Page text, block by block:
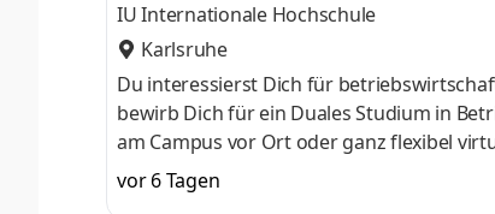
IU Internationale Hochschule
Karlsruhe
Du interessierst Dich für
bewirb Dich für ein Duales Studium in
am Campus vor Ort oder ganz flexibel
Nähe. Ab dem 3. Semester belegst Du
gezielter auf Deinen Traumjob
vor 6 Tagen